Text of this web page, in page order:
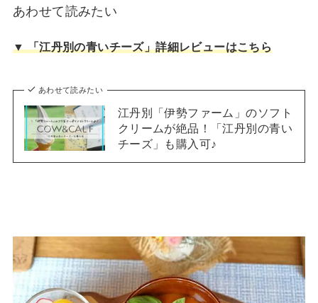
あわせて読みたい
▼ 「江丹別の青いチーズ」詳細レビューはこちら
あわせて読みたい
江丹別「伊勢ファーム」のソフト
クリームが絶品！「江丹別の青い
チーズ」も購入可♪